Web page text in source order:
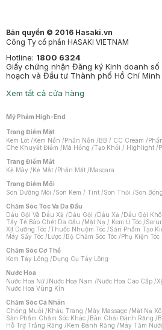
Bản quyền © 2016 Hasaki.vn
Công Ty cổ phần HASAKI VIETNAM
Hotline: 1800 6324
Giấy chứng nhận Đăng ký Kinh doanh số
hoạch và Đầu tư Thành phố Hồ Chí Minh
Xem tất cả cửa hàng
Mỹ Phẩm High-End
Trang Điểm Mặt
Kem Lót /Kem Nền /Phấn Nền /BB / CC Cream /
Che Khuyết Điểm /Má Hồng /Tạo Khối / Highlight /
Trang Điểm Mắt
Kẻ Mày /Kẻ Mắt /Phấn Mắt /Mascara
Trang Điểm Môi
Son Dưỡng Môi /Son Kem / Tint /Son Thỏi /Son Bóng
Chăm Sóc Tóc Và Da Đầu
Dầu Gội Và Dầu Xả /Dầu Gội /Dầu Xả /Dầu Gội Khô
Tẩy Tế Bào Chết Da Đầu /Mặt Nạ / Kem Ủ Tóc /
Xịt Dưỡng Tóc /Thuốc Nhuộm Tóc /Sản Phẩm Tạo
Máy Sấy Tóc /Lược /Bộ Chăm Sóc Tóc /Phụ Kiện Tóc
Chăm Sóc Cơ Thể
Kem Tẩy Lông /Dụng Cụ Tẩy Lông
Nước Hoa
Nước Hoa Nữ /Nước Hoa Nam /Nước Hoa Cao Cấp /
Nước Hoa Vùng Kín
Chăm Sóc Cá Nhân
Chống Muỗi /Khẩu Trang /Máy Massage /Mặt Nạ
Sản Phẩm Chăm Sóc Khác /Bàn Chải Đánh Răng /
Hỗ Trợ Trắng Răng /Kem Đánh Răng /Máy Tăm